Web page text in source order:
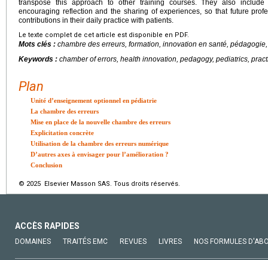
transpose this approach to other training courses. They also include
encouraging reflection and the sharing of experiences, so that future
contributions in their daily practice with patients.
Le texte complet de cet article est disponible en PDF.
Mots clés : chambre des erreurs, formation, innovation en santé,
Keywords : chamber of errors, health innovation, pedagogy, pediatrics,
Plan
Unité d’enseignement optionnel en pédiatrie
La chambre des erreurs
Mise en place de la nouvelle chambre des erreurs
Explicitation concrète
Utilisation de la chambre des erreurs numérique
D’autres axes à envisager pour l’amélioration ?
Conclusion
© 2025 Elsevier Masson SAS. Tous droits réservés.
ACCÈS RAPIDES
DOMAINES TRAITÉS EMC REVUES LIVRES NOS FORMULES